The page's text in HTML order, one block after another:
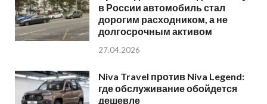
в России автомобиль стал
дорогим расходником, а не
долгосрочным активом
27.04.2026
Niva Travel против Niva Legend:
где обслуживание обойдется
дешевле